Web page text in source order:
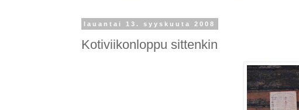
lauantai 13. syyskuuta 2008
Kotiviikonloppu sittenkin